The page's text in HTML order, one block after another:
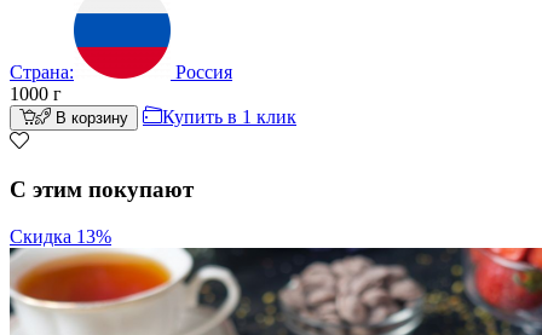
Страна:
Россия
1000 г
В корзину Купить в 1 клик
С этим покупают
Скидка 13%